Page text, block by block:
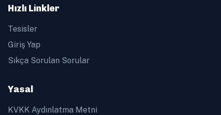
Hızlı Linkler
Tesisler
Giriş Yap
Sıkça Sorulan Sorular
Yasal
KVKK Aydınlatma Metni